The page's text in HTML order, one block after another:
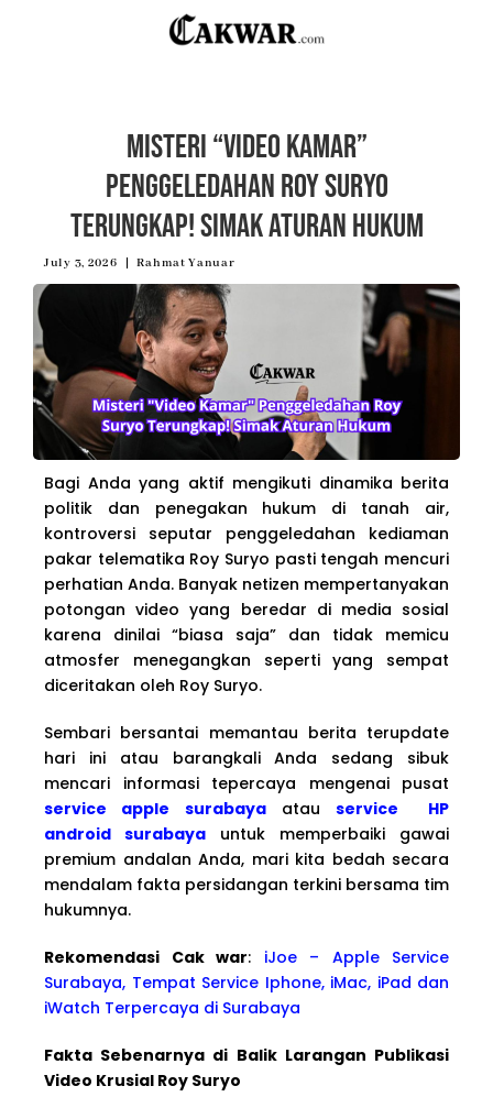
Misteri “Video Kamar”
Penggeledahan Roy Suryo
Terungkap! Simak Aturan Hukum
July 3, 2026 Rahmat Yanuar
Bagi Anda yang aktif mengikuti dinamika berita
politik dan penegakan hukum di tanah air,
kontroversi seputar penggeledahan kediaman
pakar telematika Roy Suryo pasti tengah mencuri
perhatian Anda. Banyak netizen mempertanyakan
potongan video yang beredar di media sosial
karena dinilai “biasa saja” dan tidak memicu
atmosfer menegangkan seperti yang sempat
diceritakan oleh Roy Suryo.
Sembari bersantai memantau berita terupdate
hari ini atau barangkali Anda sedang sibuk
mencari informasi tepercaya mengenai pusat
service apple surabayaatauservice HP
android surabaya untuk memperbaiki gawai
premium andalan Anda, mari kita bedah secara
mendalam fakta persidangan terkini bersama tim
hukumnya.
Rekomendasi Cak war: iJoe – Apple Service
Surabaya, Tempat Service Iphone, iMac, iPad dan
iWatch Terpercaya di Surabaya
Fakta Sebenarnya di Balik Larangan Publikasi
Video Krusial Roy Suryo